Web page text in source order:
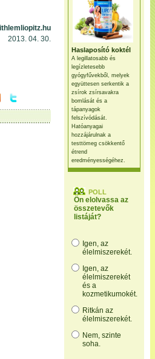
Haslaposító koktél
A legillatosabb és
legízletesebb
gyógyfűvekből, melyek
együttesen serkentik a
zsírok zsírsavakra
bomlását és a
tápanyagok
felszívódását.
Hatóanyagai
hozzájárulnak a
testtömeg csökkentő
étrend
eredményességéhez.
POLL
Ön elolvassa az
összetevők
listáját?
Igen, az
élelmiszerekét.
Igen, az
élelmiszerekét
és a
kozmetikumokét.
Ritkán az
élelmiszerekét.
Nem, szinte
soha.
2013. 04. 30.